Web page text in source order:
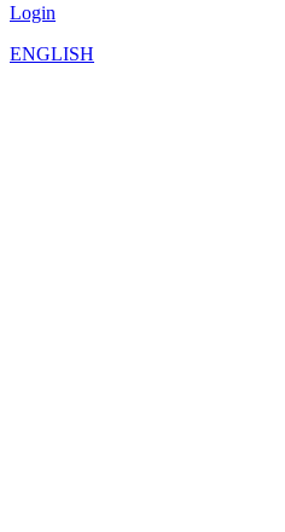
Login
ENGLISH